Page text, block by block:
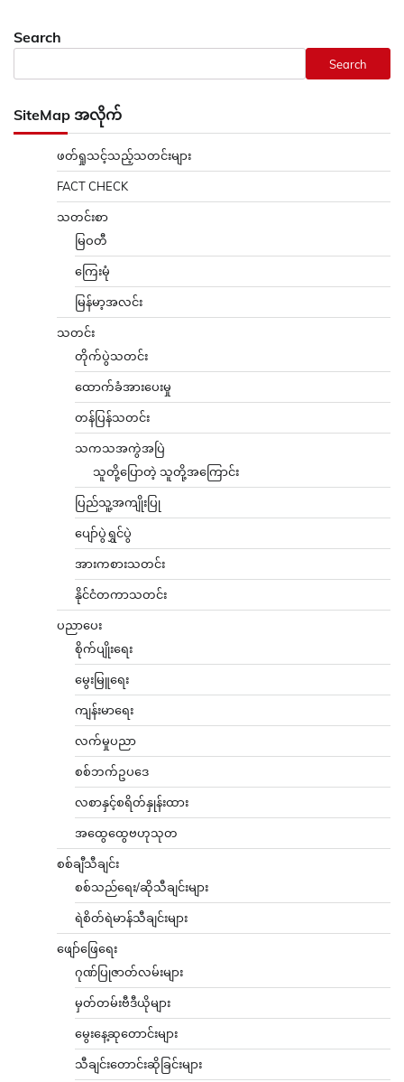
Search
Search
SiteMap အလိုက်
ဖတ်ရှုသင့်သည့်သတင်းများ
FACT CHECK
သတင်းစာ
မြဝတီ
ကြေးမုံ
မြန်မာ့အလင်း
သတင်း
တိုက်ပွဲသတင်း
ထောက်ခံအားပေးမှု
တန်ပြန်သတင်း
သကသအကွဲအပြဲ
သူတို့ပြောတဲ့ သူတို့အကြောင်း
ပြည်သူ့အကျိုးပြု
ပျော်ပွဲရွှင်ပွဲ
အားကစားသတင်း
နိုင်ငံတကာသတင်း
ပညာပေး
စိုက်ပျိုးရေး
မွေးမြူရေး
ကျန်းမာရေး
လက်မှုပညာ
စစ်ဘက်ဥပဒေ
လစာနှင့်စရိတ်နှုန်းထား
အထွေထွေဗဟုသုတ
စစ်ချီသီချင်း
စစ်သည်ရေး/ဆိုသီချင်းများ
ရဲစိတ်ရဲမာန်သီချင်းများ
ဖျော်ဖြေရေး
ဂုဏ်ပြုဇာတ်လမ်းများ
မှတ်တမ်းဗီဒီယိုများ
မွေးနေ့ဆုတောင်းများ
သီချင်းတောင်းဆိုခြင်းများ